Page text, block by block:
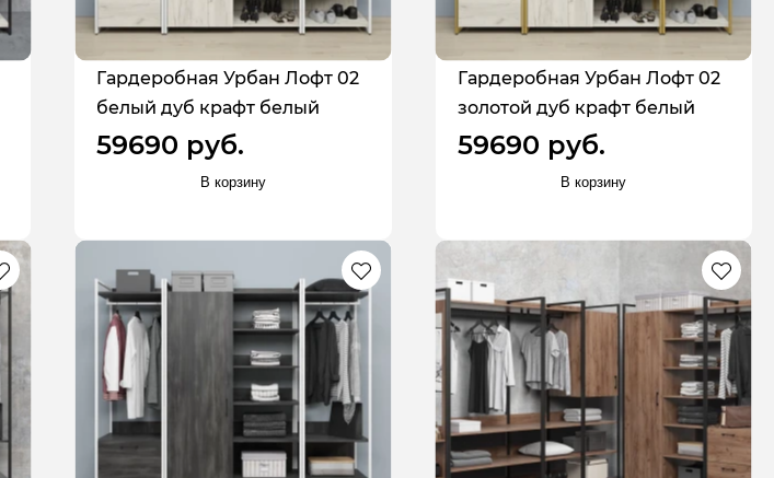
Гардеробная Урбан Лофт 02
белый дуб крафт белый
59690 руб.
В корзину
Гардеробная Урбан Лофт 02
золотой дуб крафт белый
59690 руб.
В корзину